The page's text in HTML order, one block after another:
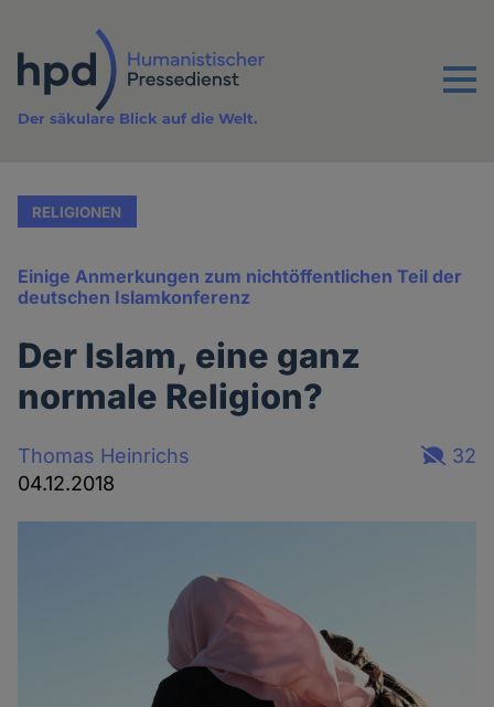
Inhalt
Menu
Der säkulare Blick auf die Welt.
RELIGIONEN
Einige Anmerkungen zum nichtöffentlichen Teil der
deutschen Islamkonferenz
Der Islam, eine ganz
normale Religion?
Thomas Heinrichs
04.12.2018
32